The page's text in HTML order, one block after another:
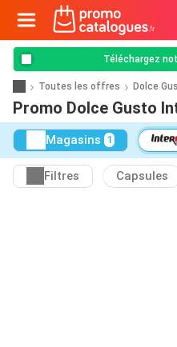
Téléchargez
Toutes les offres Dolce
Promo Dolce Gusto
Magasins 1
Filtres Capsules